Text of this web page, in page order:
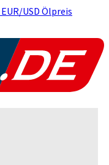
EUR/USD Ölpreis